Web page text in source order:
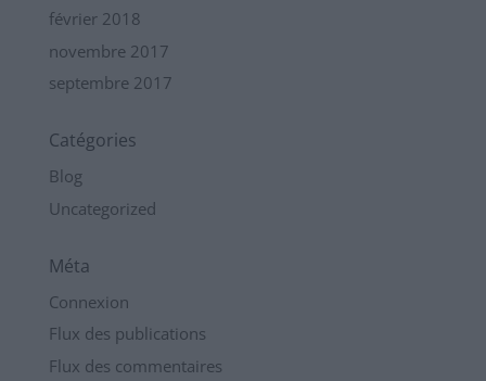
février 2018
novembre 2017
septembre 2017
Catégories
Blog
Uncategorized
Méta
Connexion
Flux des publications
Flux des commentaires